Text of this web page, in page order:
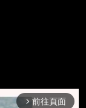
arrow_forward_ios 前往頁面